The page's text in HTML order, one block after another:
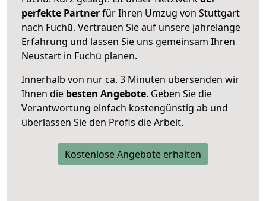
perfekte Partnerfür Ihren Umzug von Stuttgart
nach Fuchū. Vertrauen Sie auf unsere jahrelange
Erfahrung und lassen Sie uns gemeinsam Ihren
Neustart in Fuchū planen.
Innerhalb von nur ca. 3 Minuten übersenden wir
Ihnen die besten Angebote. Geben Sie die
Verantwortung einfach kostengünstig ab und
überlassen Sie den Profis die Arbeit.
Kostenlose Angebote erhalten